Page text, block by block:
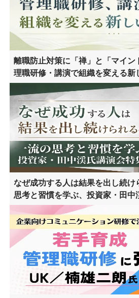
離職防止対策に「禅」と「マイ
理職研修・講演で組織を変える新
なぜ成功する人は結果を出し続
思考と習慣を学ぶ、投資家・田中